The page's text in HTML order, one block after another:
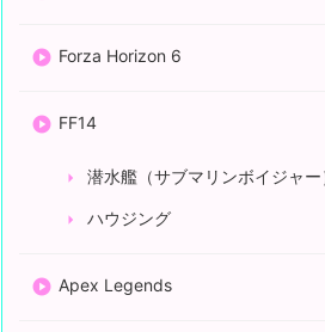
Forza Horizon 6
FF14
潜水艦（サブマリンボイジャー
ハウジング
Apex Legends